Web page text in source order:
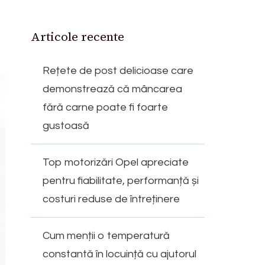
Articole recente
Rețete de post delicioase care
demonstrează că mâncarea
fără carne poate fi foarte
gustoasă
Top motorizări Opel apreciate
pentru fiabilitate, performanță și
costuri reduse de întreținere
Cum menții o temperatură
constantă în locuință cu ajutorul